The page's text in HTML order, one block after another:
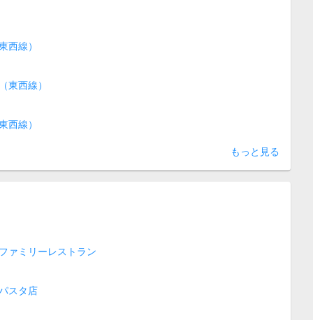
西線）
東西線）
西線）
もっと見る
ァミリーレストラン
スタ店